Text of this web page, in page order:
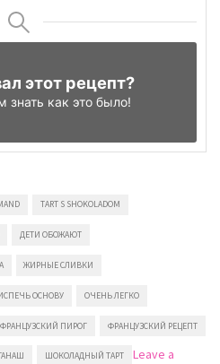
этот рецепт?
знать как это было!
TART S SHOKOLADOM
ДЕТИ ОБОЖАЮТ
ЖИРНЫЕ СЛИВКИ
ОСНОВУ ОЧЕНЬ ЛЕГКО
ФРАНЦУЗСКИЙ ПИРОГ ФРАНЦУЗСКИЙ РЕЦЕПТ
ШОКОЛАДНЫЙ ТАРТ
Leave a